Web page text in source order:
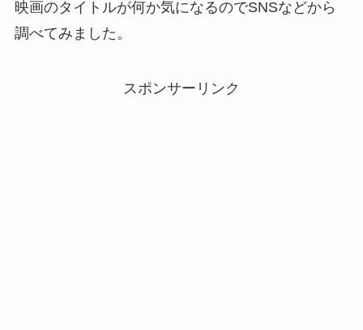
映画のタイトルが何か気になるのでSNSなどから
調べてみました。
スポンサーリンク